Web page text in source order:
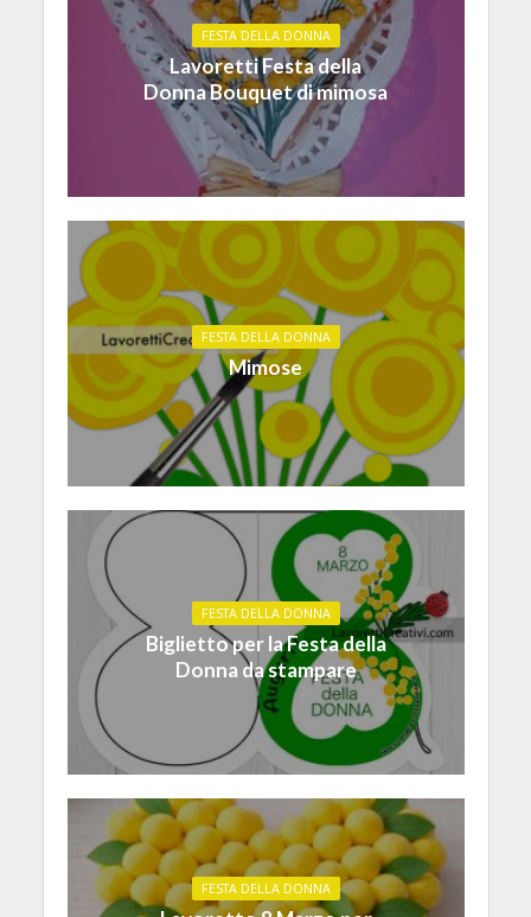
FESTA DELLA DONNA
Lavoretti Festa della
Donna Bouquet di mimosa
FESTA DELLA DONNA
Mimose
FESTA DELLA DONNA
Biglietto per la Festa della
Donna da stampare
FESTA DELLA DONNA